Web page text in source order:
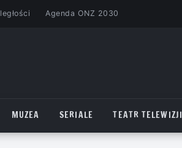
Agenda ONZ 2030
MUZEA SERIALE TEATR TELEWIZJI